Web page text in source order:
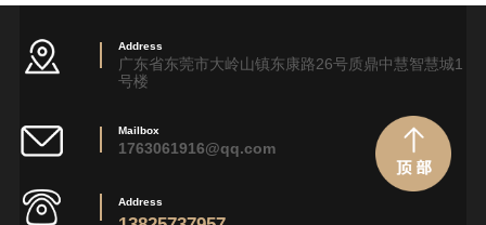
Address
广东省东莞市大岭山镇东康路26号质鼎中慧智慧城1
号楼
Mailbox
1763061916@qq.com
Address